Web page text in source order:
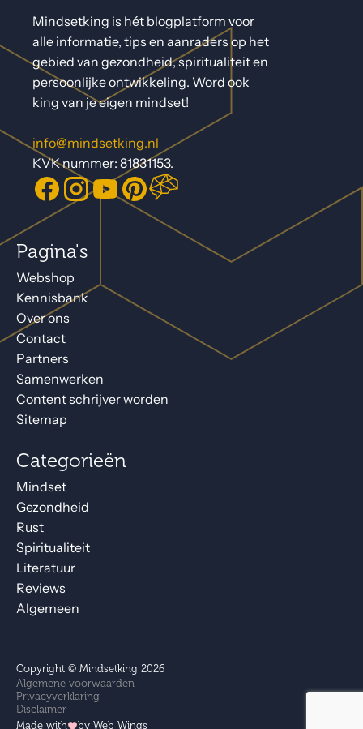
Mindsetking is hét blogplatform voor
alle informatie, tips en aanraders op het
gebied van gezondheid, spiritualiteit en
persoonlijke ontwikkeling. Word ook
king van je eigen mindset!
info@mindsetking.nl
KVK nummer: 81831153.
Pagina's
Webshop
Kennisbank
Over ons
Contact
Partners
Samenwerken
Content schrijver worden
Sitemap
Categorieën
Mindset
Gezondheid
Rust
Spiritualiteit
Literatuur
Reviews
Algemeen
Copyright © Mindsetking 2026
Algemene voorwaarden
Privacyverklaring
Disclaimer
Made with
by Web Wings